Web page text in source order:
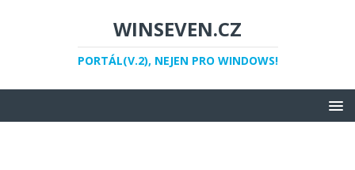
WINSEVEN.CZ
PORTÁL(V.2), NEJEN PRO WINDOWS!